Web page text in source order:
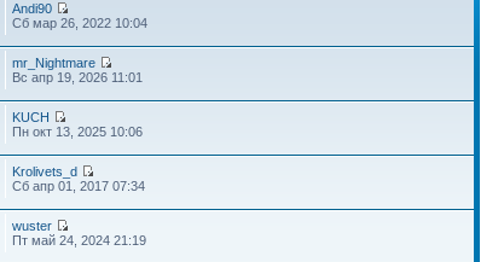
Andi90
Сб мар 26, 2022 10:04
mr_Nightmare
Вс апр 19, 2026 11:01
KUCH
Пн окт 13, 2025 10:06
Krolivets_d
Сб апр 01, 2017 07:34
wuster
Пт май 24, 2024 21:19